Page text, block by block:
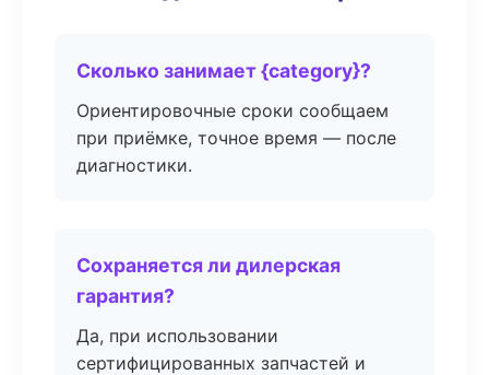
Сколько занимает {category}?
Ориентировочные сроки сообщаем
при приёмке, точное время — после
диагностики.
Сохраняется ли дилерская
гарантия?
Да, при использовании
сертифицированных запчастей и